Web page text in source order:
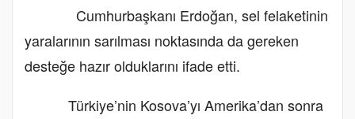
Cumhurbaşkanı Erdoğan, sel felaketinin
yaralarının sarılması noktasında da gereken
desteğe hazır olduklarını ifade etti.
Türkiye’nin Kosova’yı Amerika’dan sonra